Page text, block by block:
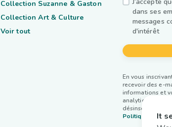
dans ses
messages
d'intérêt
En vous
recevoir des e-
informations et
analytiques et
désinscrire à
Politique de
Collection Suzanne & Gaston
Collection Art & Culture
Voir tout
It